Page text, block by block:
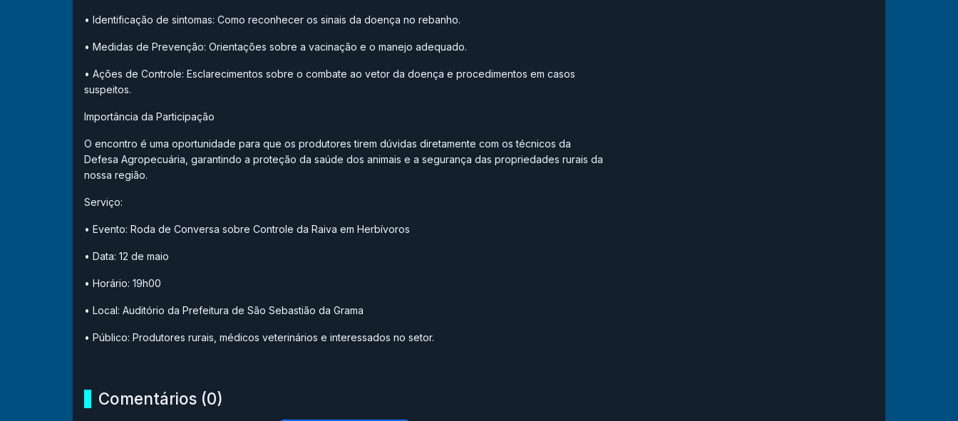
• Identificação de sintomas: Como reconhecer os sinais da doença no rebanho.
• Medidas de Prevenção: Orientações sobre a vacinação e o manejo adequado.
• Ações de Controle: Esclarecimentos sobre o combate ao vetor da doença e procedimentos em casos
suspeitos.
Importância da Participação
O encontro é uma oportunidade para que os produtores tirem dúvidas diretamente com os técnicos da
Defesa Agropecuária, garantindo a proteção da saúde dos animais e a segurança das propriedades rurais da
nossa região.
Serviço:
• Evento: Roda de Conversa sobre Controle da Raiva em Herbívoros
• Data: 12 de maio
• Horário: 19h00
• Local: Auditório da Prefeitura de São Sebastião da Grama
• Público: Produtores rurais, médicos veterinários e interessados no setor.
Comentários (0)